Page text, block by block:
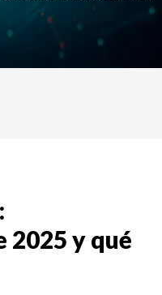
2025 y qué